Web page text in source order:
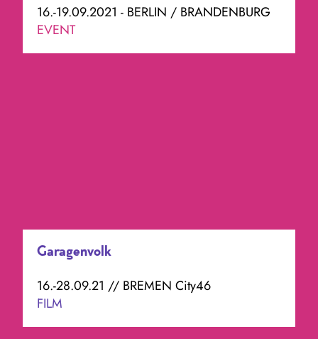
16.-19.09.2021 - BERLIN / BRANDENBURG
EVENT
Garagenvolk
16.-28.09.21 // BREMEN City46
FILM